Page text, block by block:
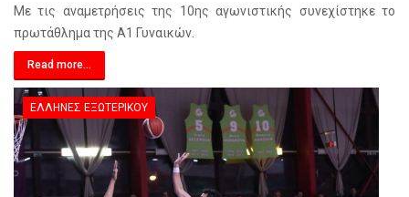
Με τις αναμετρήσεις της 10ης αγωνιστικής συνεχίστηκε το
πρωτάθλημα της Α1 Γυναικών.
Read more...
ΈΛΛΗΝΕΣ ΕΞΩΤΕΡΙΚΟΎ